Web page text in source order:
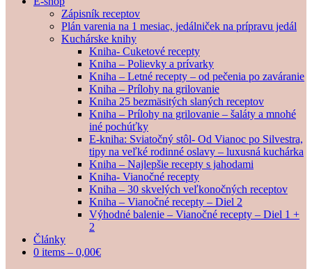
Zápisník receptov
Plán varenia na 1 mesiac, jedálniček na prípravu jedál
Kuchárske knihy
Kniha- Cuketové recepty
Kniha – Polievky a prívarky
Kniha – Letné recepty – od pečenia po zaváranie
Kniha – Prílohy na grilovanie
Kniha 25 bezmäsitých slaných receptov
Kniha – Prílohy na grilovanie – šaláty a mnohé
iné pochúťky
E-kniha: Sviatočný stôl- Od Vianoc po Silvestra,
tipy na veľké rodinné oslavy – luxusná kuchárka
Kniha – Najlepšie recepty s jahodami
Kniha- Vianočné recepty
Kniha – 30 skvelých veľkonočných receptov
Kniha – Vianočné recepty – Diel 2
Výhodné balenie – Vianočné recepty – Diel 1 +
2
Články
0 items – 0,00€